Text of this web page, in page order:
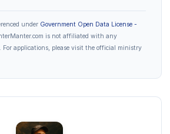
under Government Open Data License -
is not affiliated with any
For applications, please visit the official ministry